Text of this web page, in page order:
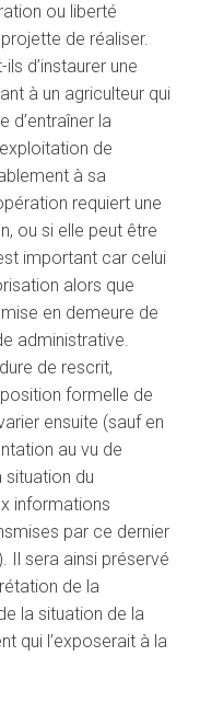
ou liberté
de réaliser.
d’instaurer une
à un agriculteur qui
d’entraîner la
de
à sa
requiert une
ou si elle peut être
important car celui
alors que
en demeure de
administrative.
de rescrit,
formelle de
ensuite (sauf en
au vu de
situation du
informations
par ce dernier
Il sera ainsi préservé
de la
la situation de la
qui l’exposerait à la